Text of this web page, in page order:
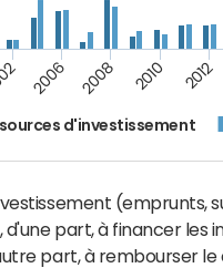
d'investissement
2006 2008 2010 2012
(emprunts,
d'une part, à financer les
part, à rembourser